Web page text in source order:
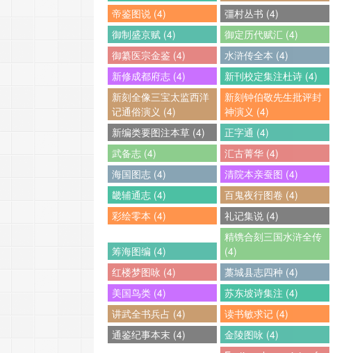
帝鉴图说 (4)
彊村丛书 (4)
御制盛京赋 (4)
御定历代赋汇 (4)
御纂医宗金鉴 (4)
水浒传全本 (4)
新修成都府志 (4)
新刊校定集注杜诗 (4)
新刻全像三宝太监西洋
记通俗演义 (4)
新刻钟伯敬先生批评封
神演义 (4)
新编类要图注本草 (4)
正字通 (4)
武备志 (4)
汇古菁华 (4)
海国图志 (4)
清院本亲蚕图 (4)
畿辅通志 (4)
百鬼夜行图卷 (4)
彩绘零本 (4)
礼记集说 (4)
筹海图编 (4)
精镌合刻三国水浒全传
(4)
红楼梦图咏 (4)
藁城县志四种 (4)
美国鸟类 (4)
苏东坡诗集注 (4)
讲武全书兵占 (4)
读书敏求记 (4)
通鉴纪事本末 (4)
金陵图咏 (4)